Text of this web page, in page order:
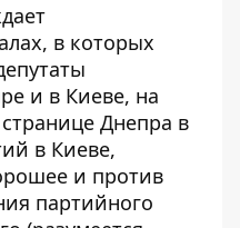
в которых
и в Киеве, на
Днепра в
в Киеве,
и против
партийного